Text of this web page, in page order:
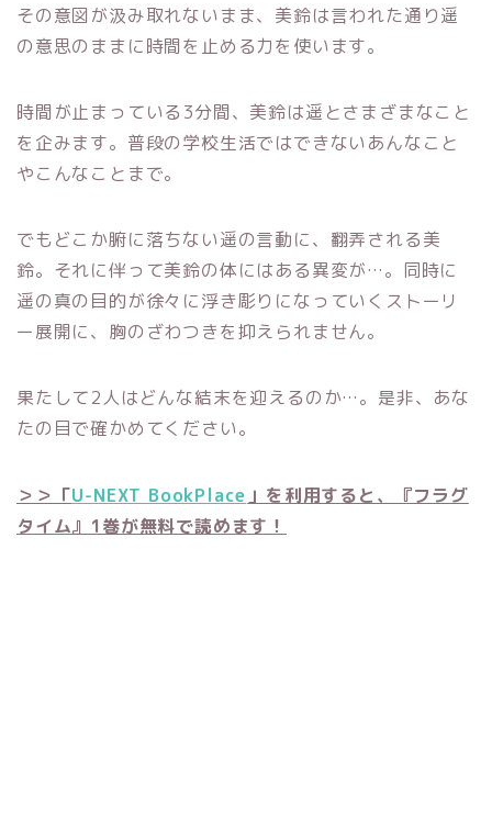
その意図が汲み取れないまま、美鈴は言われた通り遥
の意思のままに時間を止める力を使います。
時間が止まっている3分間、美鈴は遥とさまざまなこと
を企みます。普段の学校生活ではできないあんなこと
やこんなことまで。
でもどこか腑に落ちない遥の言動に、翻弄される美
鈴。それに伴って美鈴の体にはある異変が…。同時に
遥の真の目的が徐々に浮き彫りになっていくストーリ
ー展開に、胸のざわつきを抑えられません。
果たして2人はどんな結末を迎えるのか…。是非、あな
たの目で確かめてください。
＞＞「U-NEXT BookPlace 」を利用すると、『フラグ
タイム』1巻が無料で読めます！